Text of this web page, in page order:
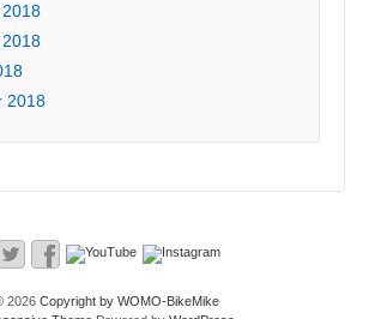
2018
2026 Copyright by WOMO-BikeMike